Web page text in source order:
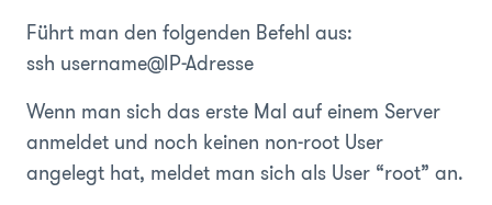
Führt man den folgenden Befehl aus:
ssh username@IP-Adresse
Wenn man sich das erste Mal auf einem Server
anmeldet und noch keinen non-root User
angelegt hat, meldet man sich als User “root” an.